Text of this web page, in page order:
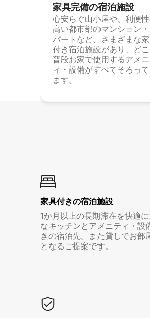
家具完備の宿⁠泊⁠施⁠設
心安らぐ山小屋や、利便
高い都市部のマンション
パートなど、さまざまな
付き宿泊施設があり、ど
普段お家で使用するアメ
ィ・設備がすべてそろっ
ます。
家具付き⁠の宿⁠泊⁠施⁠設
1か月以上の長期滞在を快適
なキッチンとアメニティ・設
きの宿泊先。また貸しでお部
となるご提案です。